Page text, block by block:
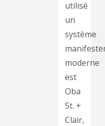
utilisé
un
système
moderne
est
Oba
St. +
Clair,